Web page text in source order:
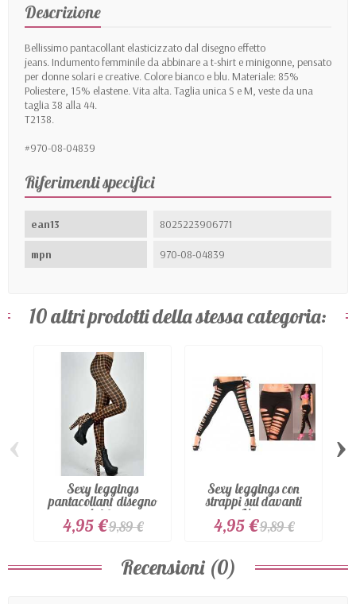
Descrizione
Bellissimo pantacollant elasticizzato dal disegno effetto
jeans. Indumento femminile da abbinare a t-shirt e minigonne, pensato
per donne solari e creative. Colore bianco e blu. Materiale: 85%
Poliestere, 15% elastene. Vita alta. Taglia unica S e M, veste da una
taglia 38 alla 44.
T2138.
#970-08-04839
Riferimenti specifici
ean13 8025223906771
mpn 970-08-04839
10 altri prodotti della stessa categoria:
Sexy leggings
pantacollant disegno
plaid...
4,95 €9,89 €
Sexy leggings con
strappi sul davanti
Nero
4,95 €9,89 €
‹ ›
Recensioni (0)